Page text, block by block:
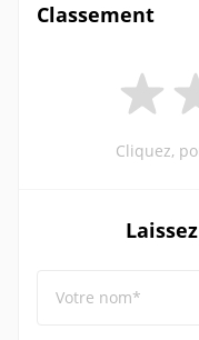
Classement
Cliquez,
Votre nom*